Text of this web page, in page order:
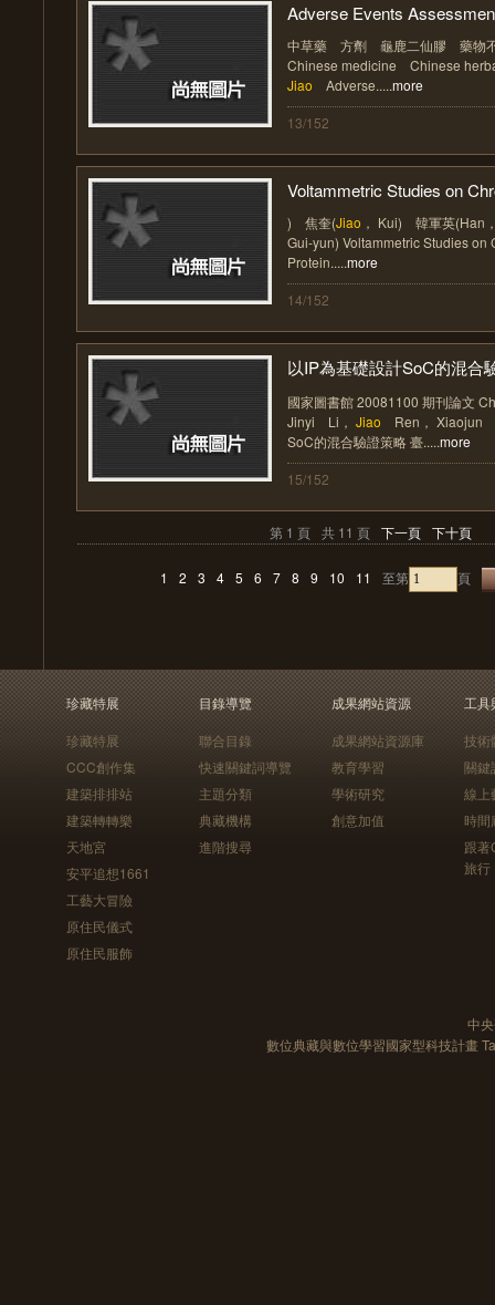
Adverse Events
中草藥 方劑 龜鹿二仙膠 藥物
Chinese medicine Chinese
Jiao Adverse.....more
13/152
Voltammetric Studies on
) 焦奎(Jiao ， Kui) 韓軍英(Han
Gui-yun) Voltammetric Studies on
Protein.....more
14/152
以IP為基礎設計SoC的混合
國家圖書館 20081100 期刊論文
Jinyi Li， Jiao Ren， Xiaojun
SoC的混合驗證策略 臺.....more
15/152
第 1 頁 共 11 頁 下一頁 下十頁
1 2 3 4 5 6 7 8 9 10 11 至第 頁
珍藏特展
珍藏特展
CCC創作集
建築排排站
建築轉轉樂
天地宮
安平追想1661
工藝大冒險
原住民儀式
原住民服飾
目錄導覽
聯合目錄
快速關鍵詞導覽
主題分類
典藏機構
進階搜尋
成果網站資源
成果網站資源庫
教育學習
學術研究
創意加值
工具
技術
關鍵
線上
時間
跟
旅行
中
數位典藏與數位學習國家型科技計畫